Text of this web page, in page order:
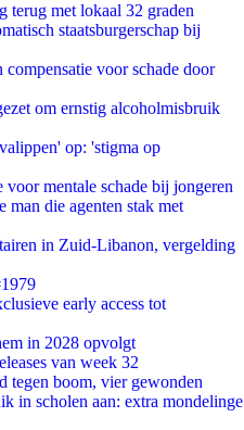
terug met lokaal 32 graden
staatsburgerschap bij
voor schade door
om ernstig alcoholmisbruik
op: 'stigma op
mentale schade bij jongeren
die agenten stak met
in Zuid-Libanon, vergelding
early access tot
in 2028 opvolgt
van week 32
tegen boom, vier gewonden
in scholen aan: extra mondelinge